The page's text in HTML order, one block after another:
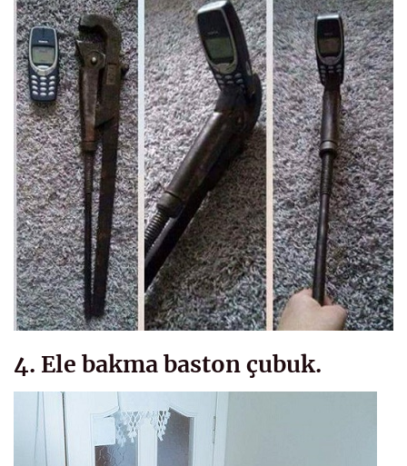
4. Ele bakma baston çubuk.